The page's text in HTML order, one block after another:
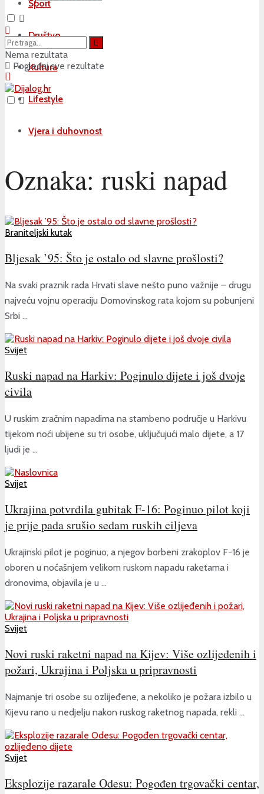
Sport
Društvo
Kultura
Lifestyle
Vjera i duhovnost
Nema rezultata
Pogledaj sve rezultate
Oznaka: ruski napad
Braniteljski kutak
Bljesak ’95: Što je ostalo od slavne prošlosti?
Na svaki praznik rada Hrvati slave nešto puno važnije – drugu
najveću vojnu operaciju Domovinskog rata kojom su pobunjeni
Srbi ...
Svijet
Ruski napad na Harkiv: Poginulo dijete i još dvoje
civila
U ruskim zračnim napadima na stambeno područje u Harkivu
tijekom noći ubijene su tri osobe, uključujući malo dijete, a 17
ljudi je ...
Svijet
Ukrajina potvrdila gubitak F-16: Poginuo pilot koji
je prije pada srušio sedam ruskih ciljeva
Ukrajinski pilot je poginuo, a njegov borbeni zrakoplov F-16 je
oboren u noćašnjem velikom ruskom napadu raketama i
dronovima, objavila je u ...
Svijet
Novi ruski raketni napad na Kijev: Više ozlijeđenih i
požari, Ukrajina i Poljska u pripravnosti
Najmanje tri osobe su ozlijeđene, a nekoliko je požara izbilo u
Kijevu rano u nedjelju nakon ruskog raketnog napada, rekli ...
Svijet
Eksplozije razarale Odesu: Pogođen trgovački centar,